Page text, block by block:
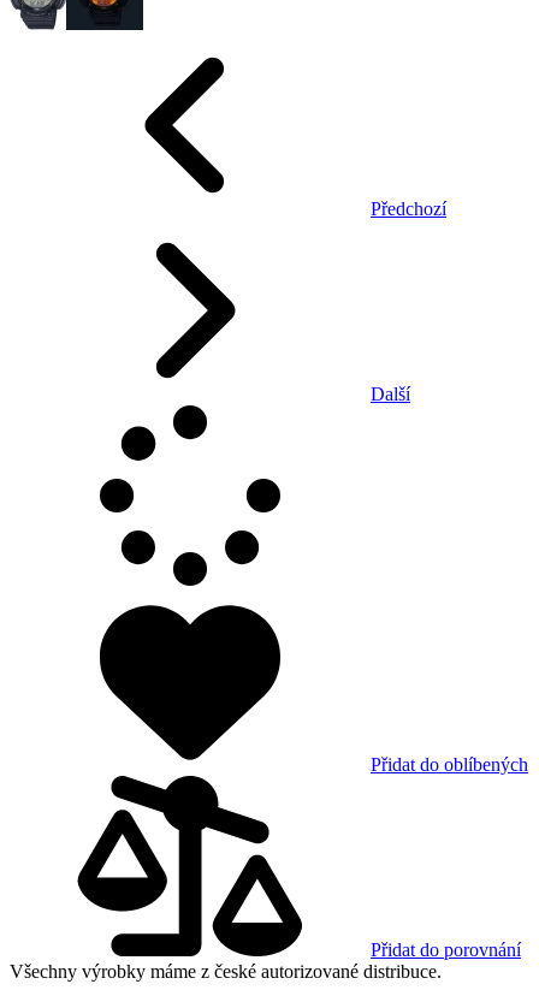
Předchozí
Další
Přidat do oblíbených
Přidat do porovnání
Všechny výrobky máme z české autorizované distribuce.